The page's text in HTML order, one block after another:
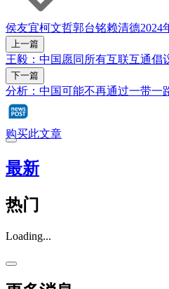
侯友宜柯文哲郭台铭赖清德2024
上一篇
王毅：中国愿同所有互联互通倡
下一篇
分析：中国可能不再通过一带一
购买此文章
最新
热门
Loading...